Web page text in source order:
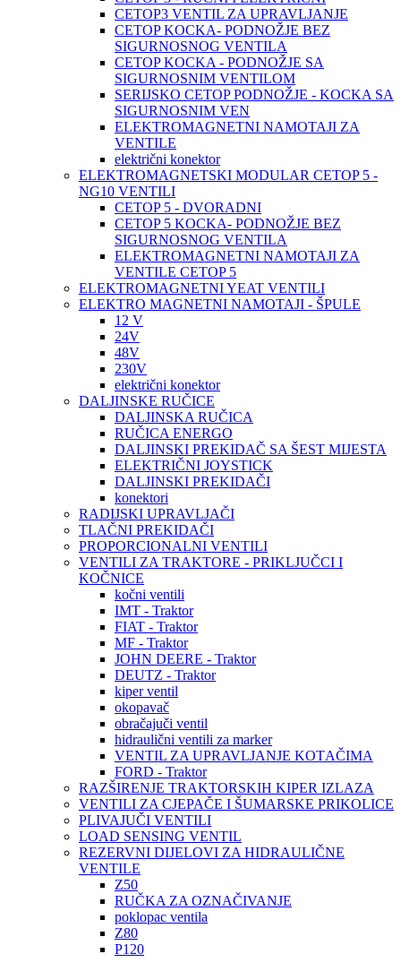
CETOP3 VENTIL ZA UPRAVLJANJE
CETOP KOCKA- PODNOŽJE BEZ
SIGURNOSNOG VENTILA
CETOP KOCKA - PODNOŽJE SA
SIGURNOSNIM VENTILOM
SERIJSKO CETOP PODNOŽJE - KOCKA SA
SIGURNOSNIM VEN
ELEKTROMAGNETNI NAMOTAJI ZA
VENTILE
električni konektor
ELEKTROMAGNETSKI MODULAR CETOP 5 -
NG10 VENTILI
CETOP 5 - DVORADNI
CETOP 5 KOCKA- PODNOŽJE BEZ
SIGURNOSNOG VENTILA
ELEKTROMAGNETNI NAMOTAJI ZA
VENTILE CETOP 5
ELEKTROMAGNETNI YEAT VENTILI
ELEKTRO MAGNETNI NAMOTAJI - ŠPULE
12 V
24V
48V
230V
električni konektor
DALJINSKE RUČICE
DALJINSKA RUČICA
RUČICA ENERGO
DALJINSKI PREKIDAČ SA ŠEST MIJESTA
ELEKTRIČNI JOYSTICK
DALJINSKI PREKIDAČI
konektori
RADIJSKI UPRAVLJAČI
TLAČNI PREKIDAČI
PROPORCIONALNI VENTILI
VENTILI ZA TRAKTORE - PRIKLJUČCI I
KOČNICE
kočni ventili
IMT - Traktor
FIAT - Traktor
MF - Traktor
JOHN DEERE - Traktor
DEUTZ - Traktor
kiper ventil
okopavač
obračajuči ventil
hidraulični ventili za marker
VENTIL ZA UPRAVLJANJE KOTAČIMA
FORD - Traktor
RAZŠIRENJE TRAKTORSKIH KIPER IZLAZA
VENTILI ZA CJEPAČE I ŠUMARSKE PRIKOLICE
PLIVAJUČI VENTILI
LOAD SENSING VENTIL
REZERVNI DIJELOVI ZA HIDRAULIČNE
VENTILE
Z50
RUČKA ZA OZNAČIVANJE
poklopac ventila
Z80
P120